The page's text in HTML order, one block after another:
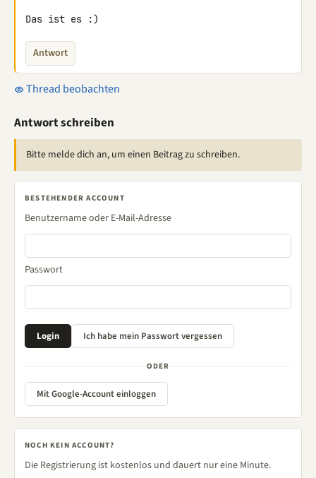
Das ist es :)
Antwort
Thread beobachten
Antwort schreiben
Bitte melde dich an, um einen Beitrag zu schreiben.
BESTEHENDER ACCOUNT
Benutzername oder E-Mail-Adresse
Passwort
ODER
Mit Google-Account einloggen
NOCH KEIN ACCOUNT?
Die Registrierung ist kostenlos und dauert nur eine Minute.